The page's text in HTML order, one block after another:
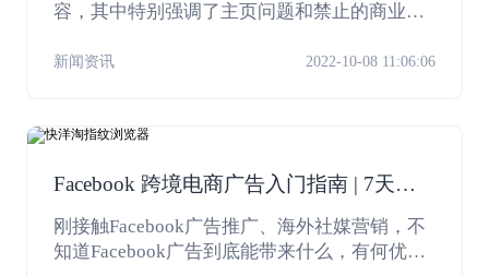
容，其中特别强调了主页问题和禁止的商业模
介绍一下，希望可以减少政策问题对账户带来
新闻资讯 2022-10-08 11:06:06
Facebook 跨境电商广告入门指南 | 7天零
基础解锁FB广告投放
刚接触Facebook广告推广、海外社媒营销，不
知道Facebook广告到底能带来什么，有何优